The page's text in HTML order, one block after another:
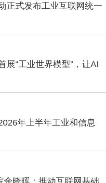
正式发布工业互联网统一
展“工业世界模型”，让AI
年上半年工业和信息